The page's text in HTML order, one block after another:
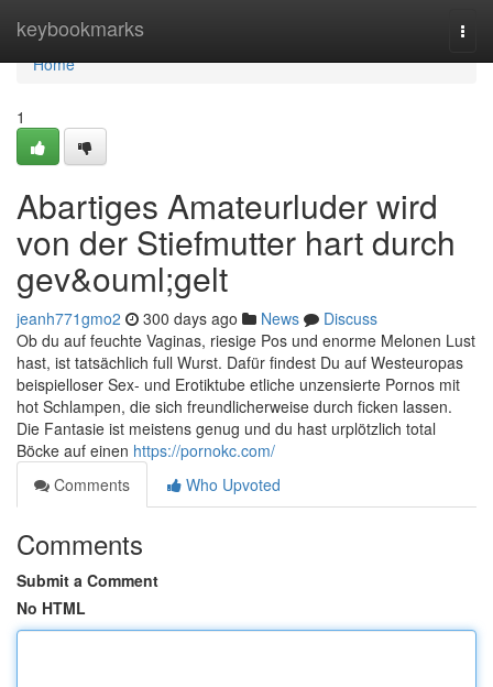
keybookmarks
Home
Home
1
Abartiges Amateurluder wird
von der Stiefmutter hart durch
gev&ouml;gelt
jeanh771gmo2 300 days ago News
Discuss
Ob du auf feuchte Vaginas, riesige Pos und enorme Melonen Lust
hast, ist tatsächlich full Wurst. Dafür findest Du auf Westeuropas
beispielloser Sex- und Erotiktube etliche unzensierte Pornos mit
hot Schlampen, die sich freundlicherweise durch ficken lassen.
Die Fantasie ist meistens genug und du hast urplötzlich total
Böcke auf einen https://pornokc.com/
Comments
Who Upvoted
Comments
Submit a Comment
No HTML